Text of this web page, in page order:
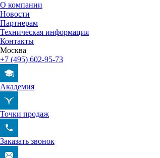
О компании
Новости
Партнерам
Техническая информация
Контакты
Москва
+7 (495) 602-95-73
Академия
Точки продаж
Заказать звонок